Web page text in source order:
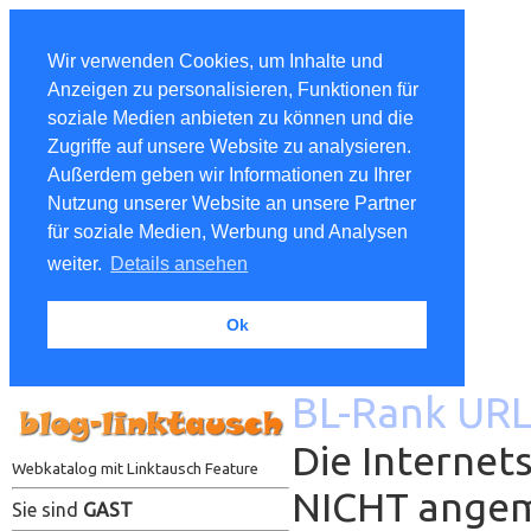
Wir verwenden Cookies, um Inhalte und
Anzeigen zu personalisieren, Funktionen für
soziale Medien anbieten zu können und die
Zugriffe auf unsere Website zu analysieren.
Außerdem geben wir Informationen zu Ihrer
Nutzung unserer Website an unsere Partner
für soziale Medien, Werbung und Analysen
weiter. Details ansehen
Ok
Webkatalog mit Linktausch Feature
Sie sind GAST
BL-Rank
Die
NICHT